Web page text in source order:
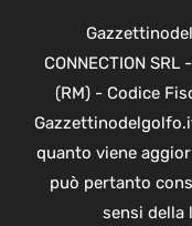
CONNECTION
(RM) - Codice
quanto viene
può pertanto
sensi della